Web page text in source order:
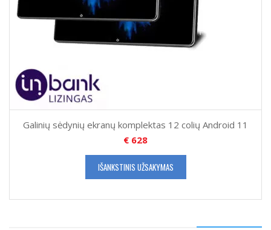
Galinių sėdynių ekranų komplektas 12 colių Android 11
€ 628
IŠANKSTINIS UŽSAKYMAS